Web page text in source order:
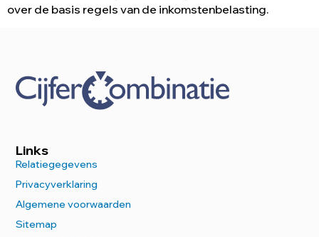
over de basis regels van de inkomstenbelasting.
Links
Relatiegegevens
Privacyverklaring
Algemene voorwaarden
Sitemap